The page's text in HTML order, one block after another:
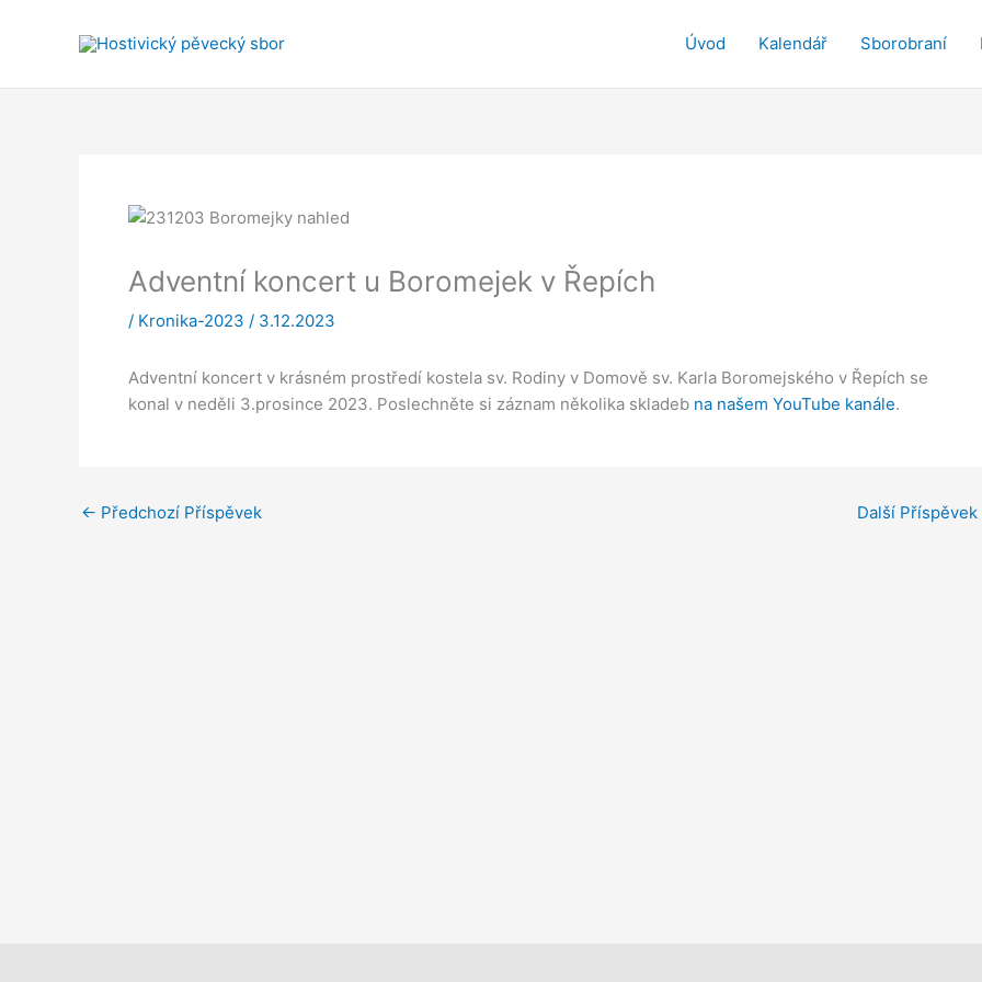
Úvod Kalendář Sborobraní
Adventní koncert u Boromejek v Řepích
/ Kronika-2023 / 3.12.2023
Adventní koncert v krásném prostředí kostela sv. Rodiny v Domově sv. Karla Boromejského v Řepích se
konal v neděli 3.prosince 2023. Poslechněte si záznam několika skladeb na našem YouTube kanále.
← Předchozí Příspěvek Další Příspěvek